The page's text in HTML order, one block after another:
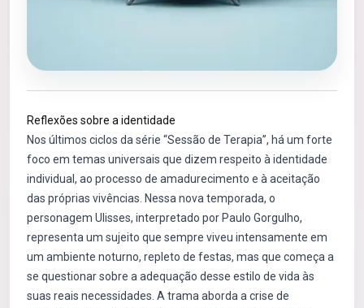
Reflexões sobre a identidade
Nos últimos ciclos da série “Sessão de Terapia”, há um forte
foco em temas universais que dizem respeito à identidade
individual, ao processo de amadurecimento e à aceitação
das próprias vivências. Nessa nova temporada, o
personagem Ulisses, interpretado por Paulo Gorgulho,
representa um sujeito que sempre viveu intensamente em
um ambiente noturno, repleto de festas, mas que começa a
se questionar sobre a adequação desse estilo de vida às
suas reais necessidades. A trama aborda a crise de